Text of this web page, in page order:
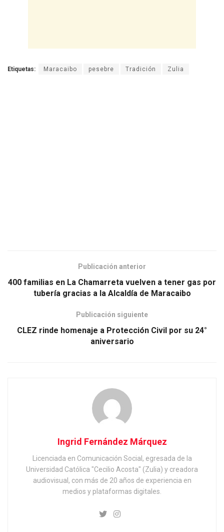
Etiquetas: Maracaibo pesebre Tradición Zulia
Publicación anterior
400 familias en La Chamarreta vuelven a tener gas por
tubería gracias a la Alcaldía de Maracaibo
Publicación siguiente
CLEZ rinde homenaje a Protección Civil por su 24°
aniversario
Ingrid Fernández Márquez
Licenciada en Comunicación Social, egresada de la
Universidad Católica "Cecilio Acosta" (Zulia) y creadora
audiovisual, con más de 20 años de experiencia en
medios y plataformas digitales.